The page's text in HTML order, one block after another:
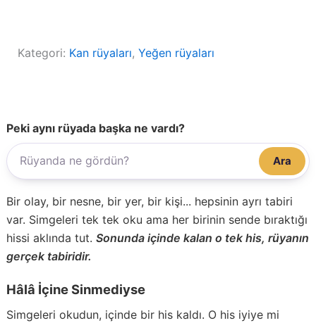
Kategori: Kan rüyaları, Yeğen rüyaları
Peki aynı rüyada başka ne vardı?
Ara
Bir olay, bir nesne, bir yer, bir kişi... hepsinin ayrı tabiri
var. Simgeleri tek tek oku ama her birinin sende bıraktığı
hissi aklında tut. Sonunda içinde kalan o tek his, rüyanın
gerçek tabiridir.
Hâlâ İçine Sinmediyse
Simgeleri okudun, içinde bir his kaldı. O his iyiye mi